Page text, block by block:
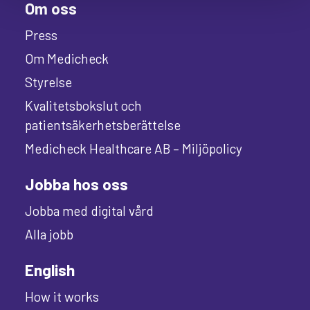
Om oss
Press
Om Medicheck
Styrelse
Kvalitetsbokslut och
patientsäkerhetsberättelse
Medicheck Healthcare AB – Miljöpolicy
Jobba hos oss
Jobba med digital vård
Alla jobb
English
How it works